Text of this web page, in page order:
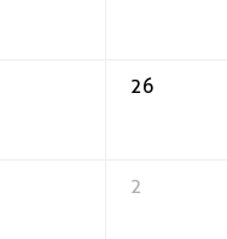
26
2